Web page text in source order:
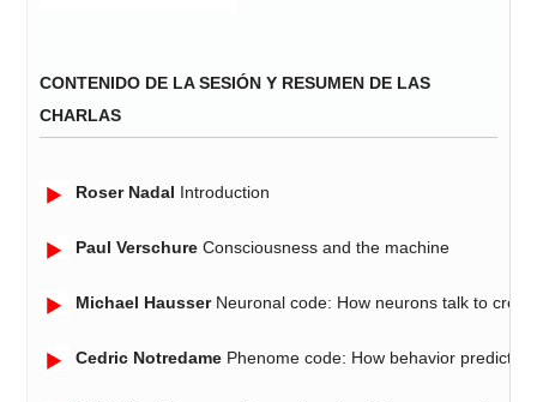
CONTENIDO DE LA SESIÓN Y RESUMEN DE LAS
CHARLAS
Roser Nadal Introduction
Paul Verschure Consciousness and the machine
Michael HausserNeuronal code: How neurons talk to
Cedric Notredame Phenome code: How behavior predicts